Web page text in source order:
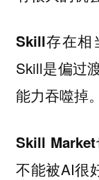
Skill存在相
Skill是偏过
能力吞噬掉。
Skill Market
不能被AI很